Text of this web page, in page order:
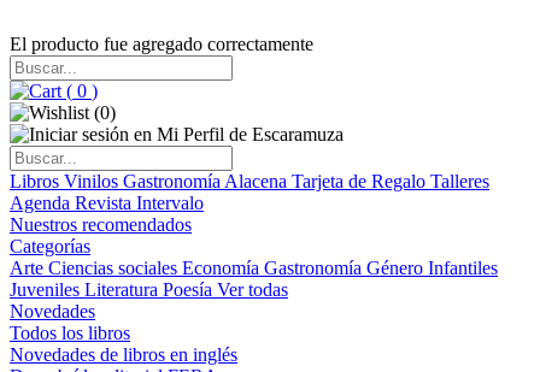
El producto fue agregado correctamente
( 0 )
(0)
Libros Vinilos Gastronomía Alacena Tarjeta de Regalo Talleres
Agenda Revista Intervalo
Nuestros recomendados
Categorías
Arte Ciencias sociales Economía Gastronomía Género Infantiles
Juveniles Literatura Poesía Ver todas
Novedades
Todos los libros
Novedades de libros en inglés